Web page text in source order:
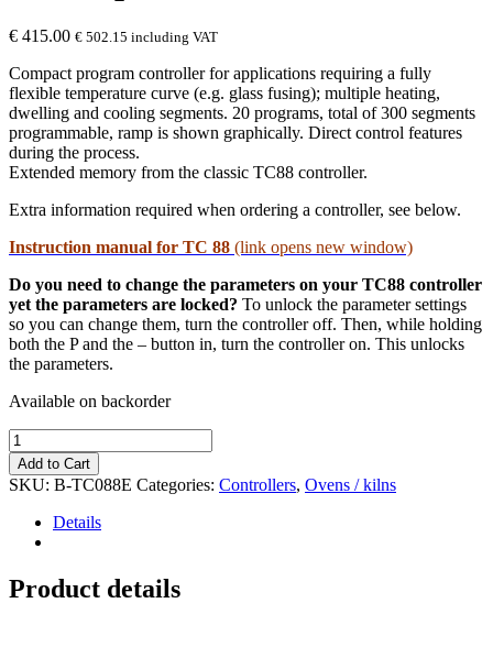
€ 415.00 € 502.15 including VAT
Compact program controller for applications requiring a fully
flexible temperature curve (e.g. glass fusing); multiple heating,
dwelling and cooling segments. 20 programs, total of 300 segments
programmable, ramp is shown graphically. Direct control features
during the process.
Extended memory from the classic TC88 controller.
Extra information required when ordering a controller, see below.
Instruction manual for TC 88 (link opens new window)
Do you need to change the parameters on your TC88 controller
yet the parameters are locked? To unlock the parameter settings
so you can change them, turn the controller off. Then, while holding
both the P and the – button in, turn the controller on. This unlocks
the parameters.
Available on backorder
Bentrup
TC88e
quantity
Add to Cart
SKU: B-TC088E Categories: Controllers, Ovens / kilns
Details
Product details